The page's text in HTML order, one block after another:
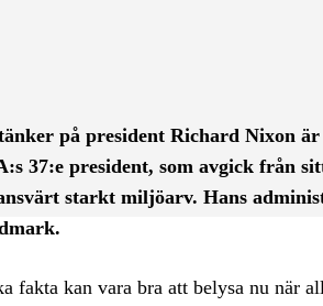
på president Richard Nixon
37:e president, som avgick från
starkt miljöarv. Hans
fakta kan vara bra att belysa nu när